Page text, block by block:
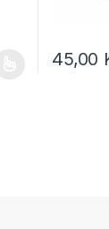
produktu
Možnosti
45,00